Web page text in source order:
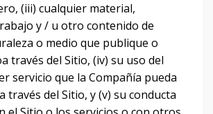
(iii) cualquier material,
y / u otro contenido de
o medio que publique o
través del Sitio, (iv) su uso del
servicio que la Compañía pueda
través del Sitio, y (v) su conducta